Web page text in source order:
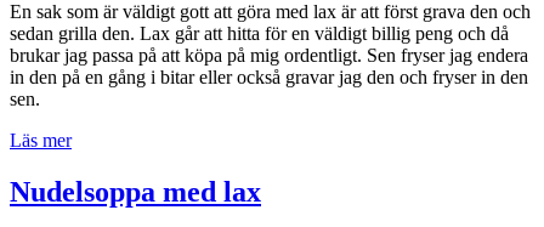
dill-
och
vitvinssås”
En sak som är väldigt gott att göra med lax är att först grava den och
sedan grilla den. Lax går att hitta för en väldigt billig peng och då
brukar jag passa på att köpa på mig ordentligt. Sen fryser jag endera
in den på en gång i bitar eller också gravar jag den och fryser in den
sen.
Läs mer”Gravad
grillad
lax”
Nudelsoppa med lax